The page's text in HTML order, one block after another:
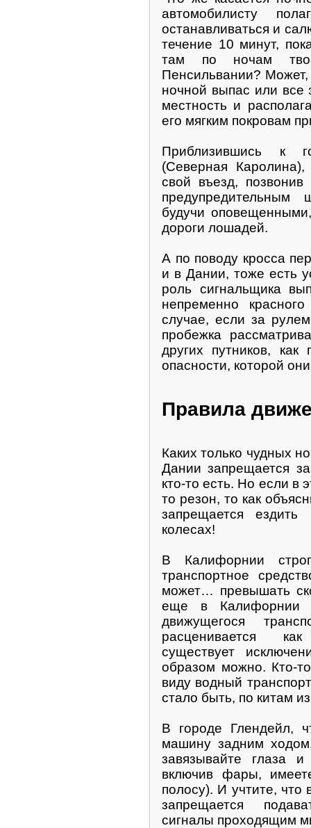
автомобилисту
останавливаться и
течение 10 минут,
там по ночам
Пенсильвании?
ночной выпас или все
местность и
его мягким покровам
Приблизившись к
(Северная Каролина),
свой въезд,
будучи
дороги лошадей.
А по поводу кросса
и в Дании, тоже есть
роль сигнальщика
непременно
случае, если за
пробежка
других путников,
опасности, которой
Правила
Каких только чудных
Дании запрещается
кто-то есть. Но если в
то резон, то как
запрещается
колесах!
В Калифорнии
транспортное
может… превышать
еще в Калифорнии
движущегося
расценивается
существует
образом можно. Кто-
виду водный
стало быть, по китам
В городе Глендейл,
машину задним
завязывайте глаза
включив фары,
полосу). И учтите,
запрещается
сигналы проходящим